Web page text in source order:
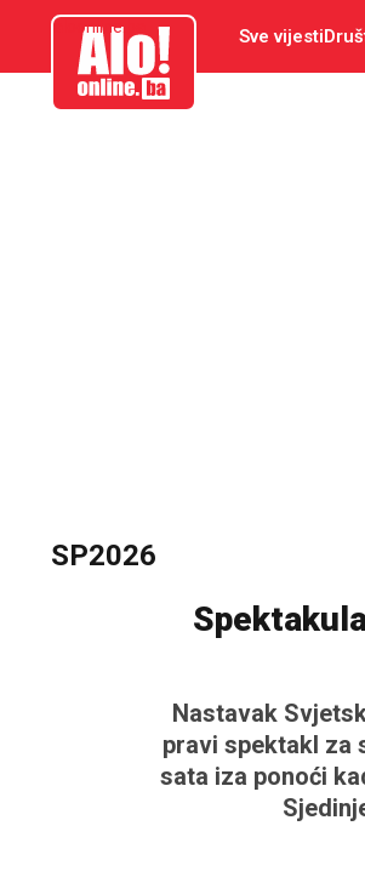
aloonline.ba Sve vijesti
SP2026
Nastavak
pravi spektakl za
sata iza ponoći